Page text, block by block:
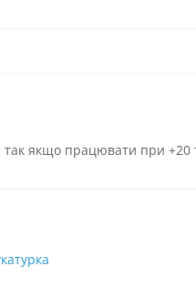
так якщо працювати при